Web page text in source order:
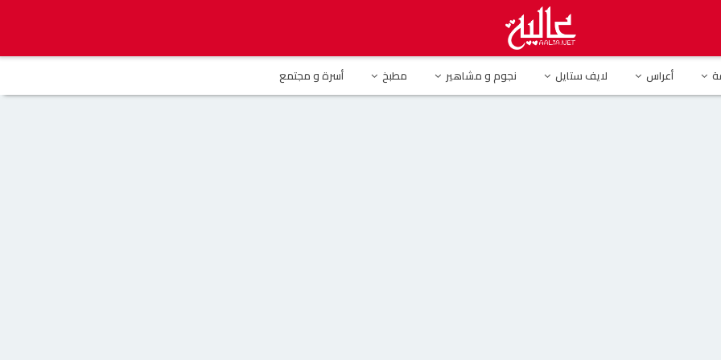
أعراس لايف ستايل نجوم و مشاهير مطبخ أسرة و مجتمع
البحر في أحدث ظهور لها وتعلق : ” إلى الجنة”